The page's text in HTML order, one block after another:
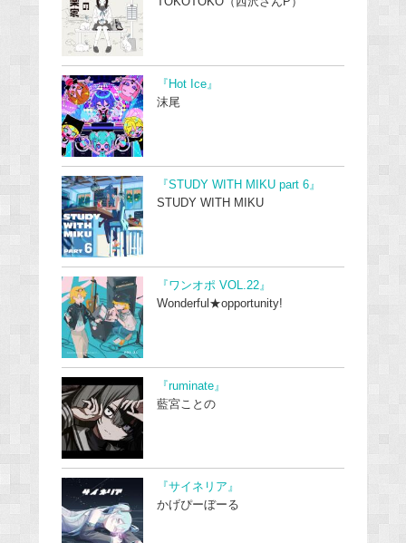
『Hot Ice』
沫尾
『STUDY WITH MIKU part 6』
STUDY WITH MIKU
『ワンオポ VOL.22』
Wonderful★opportunity!
『ruminate』
藍宮ことの
『サイネリア』
かげぴーぼーる